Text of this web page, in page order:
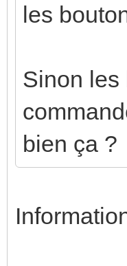
les
Sinon les
bien ça ?